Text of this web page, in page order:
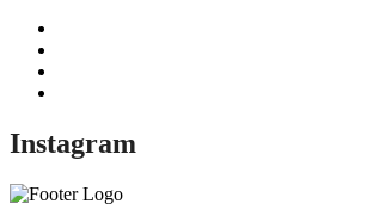
Instagram